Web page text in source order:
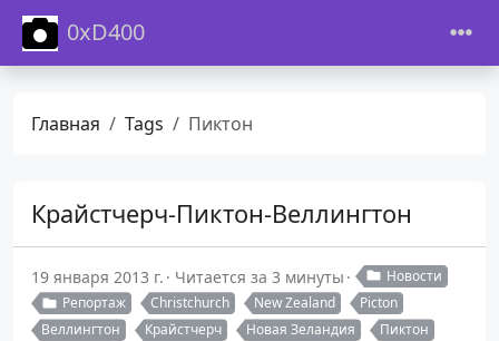
0xD400
Главная Tags Пиктон
Крайстчерч-Пиктон-Веллингтон
19 января 2013 г. Читается за 3 минуты
Новости
Репортаж
Christchurch New Zealand
Picton
Веллингтон
Крайстчерч Новая Зеландия
Пиктон